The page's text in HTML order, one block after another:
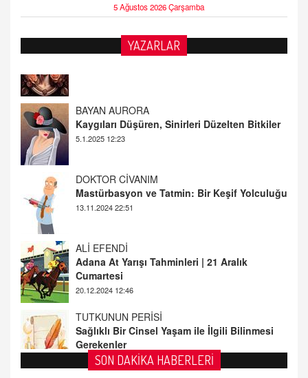
5 Ağustos 2026 Çarşamba
YAZARLAR
5.1.2025 12:23
13.11.2024 22:51
Cumartesi
20.12.2024 12:46
TUTKUNUN PERİSİ
Gerekenler
08.11.2024 13:16
FARUK ÖNALAN
Tezkere Onaylanmasaydı…
SON DAKİKA HABERLERİ